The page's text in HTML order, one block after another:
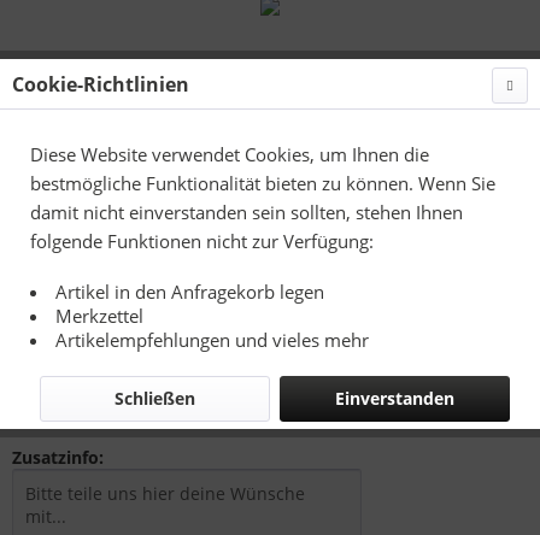
5,50 € *
Lieferzeit 15-20 Werktage
Zusatzinfo:
Cookie-Richtlinien
Diese Website verwendet Cookies, um Ihnen die
bestmögliche Funktionalität bieten zu können. Wenn Sie
damit nicht einverstanden sein sollten, stehen Ihnen
folgende Funktionen nicht zur Verfügung:
Artikel in den Anfragekorb legen
Merkzettel
Artikelempfehlungen und vieles mehr
Einverstanden
Schließen